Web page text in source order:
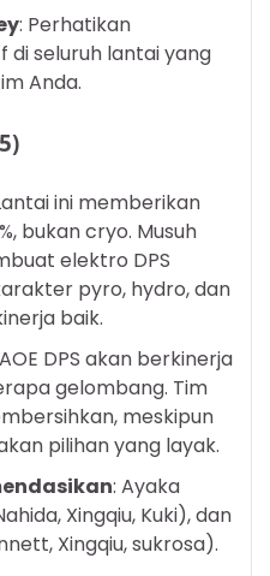
: Perhatikan
di seluruh lantai yang
Anda.
ini memberikan
bukan cryo. Musuh
elektro DPS
pyro, hydro, dan
baik.
DPS akan berkinerja
gelombang. Tim
meskipun
pilihan yang layak.
: Ayaka
Xingqiu, Kuki), dan
Xingqiu, sukrosa).